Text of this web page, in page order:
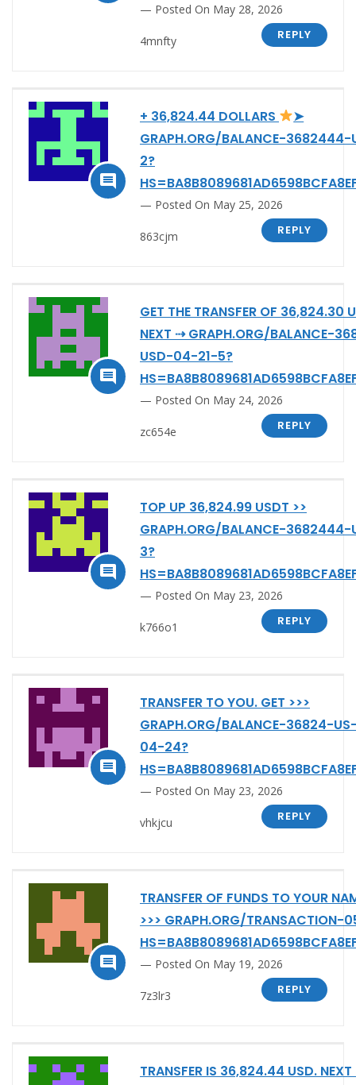
Posted On May 28, 2026
REPLY
4mnfty

+ 36,824.44 DOLLARS
➤
GRAPH.ORG/BALANCE-
2?
Posted On May 25, 2026
REPLY
863cjm

GET THE TRANSFER OF 36,824.30
NEXT ⇢ GRAPH.ORG/BALANCE-
USD-04-21-5?
Posted On May 24, 2026
REPLY
zc654e

TOP UP 36,824.99 USDT >>
GRAPH.ORG/BALANCE-
3?
Posted On May 23, 2026
REPLY
k766o1

TRANSFER TO YOU. GET >>>
GRAPH.ORG/BALANCE-36824-
04-24?
Posted On May 23, 2026
REPLY
vhkjcu

TRANSFER OF FUNDS TO YOUR
>>> GRAPH.ORG/
Posted On May 19, 2026
REPLY
7z3lr3
TRANSFER IS 36,824.44 USD.